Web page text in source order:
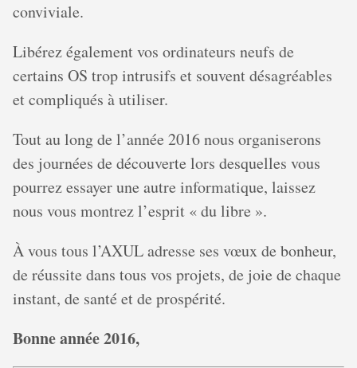
conviviale.
Libérez également vos ordinateurs neufs de
certains OS trop intrusifs et souvent désagréables
et compliqués à utiliser.
Tout au long de l’année 2016 nous organiserons
des journées de découverte lors desquelles vous
pourrez essayer une autre informatique, laissez
nous vous montrez l’esprit « du libre ».
À vous tous l’AXUL adresse ses vœux de bonheur,
de réussite dans tous vos projets, de joie de chaque
instant, de santé et de prospérité.
Bonne année 2016,